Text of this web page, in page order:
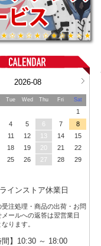
2026-08
Tue Wed Thu Fri Sat
1
4 5 6 7
8
11 12 13 14
15
18 19 20 21
22
25 26 27 28
29
インストア休業日
注処理・商品の出荷・お問
メールへの返答は翌営業日
ります。
間】10:30 ～ 18:00